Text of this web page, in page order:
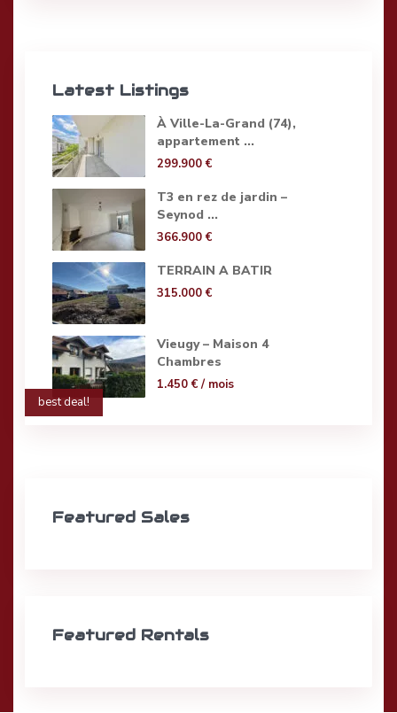
Latest Listings
À Ville-La-Grand (74),
appartement ...
299.900 €
T3 en rez de jardin –
Seynod ...
366.900 €
TERRAIN A BATIR
315.000 €
Vieugy – Maison 4
Chambres
1.450 €/ mois
best deal!
Featured Sales
Featured Rentals